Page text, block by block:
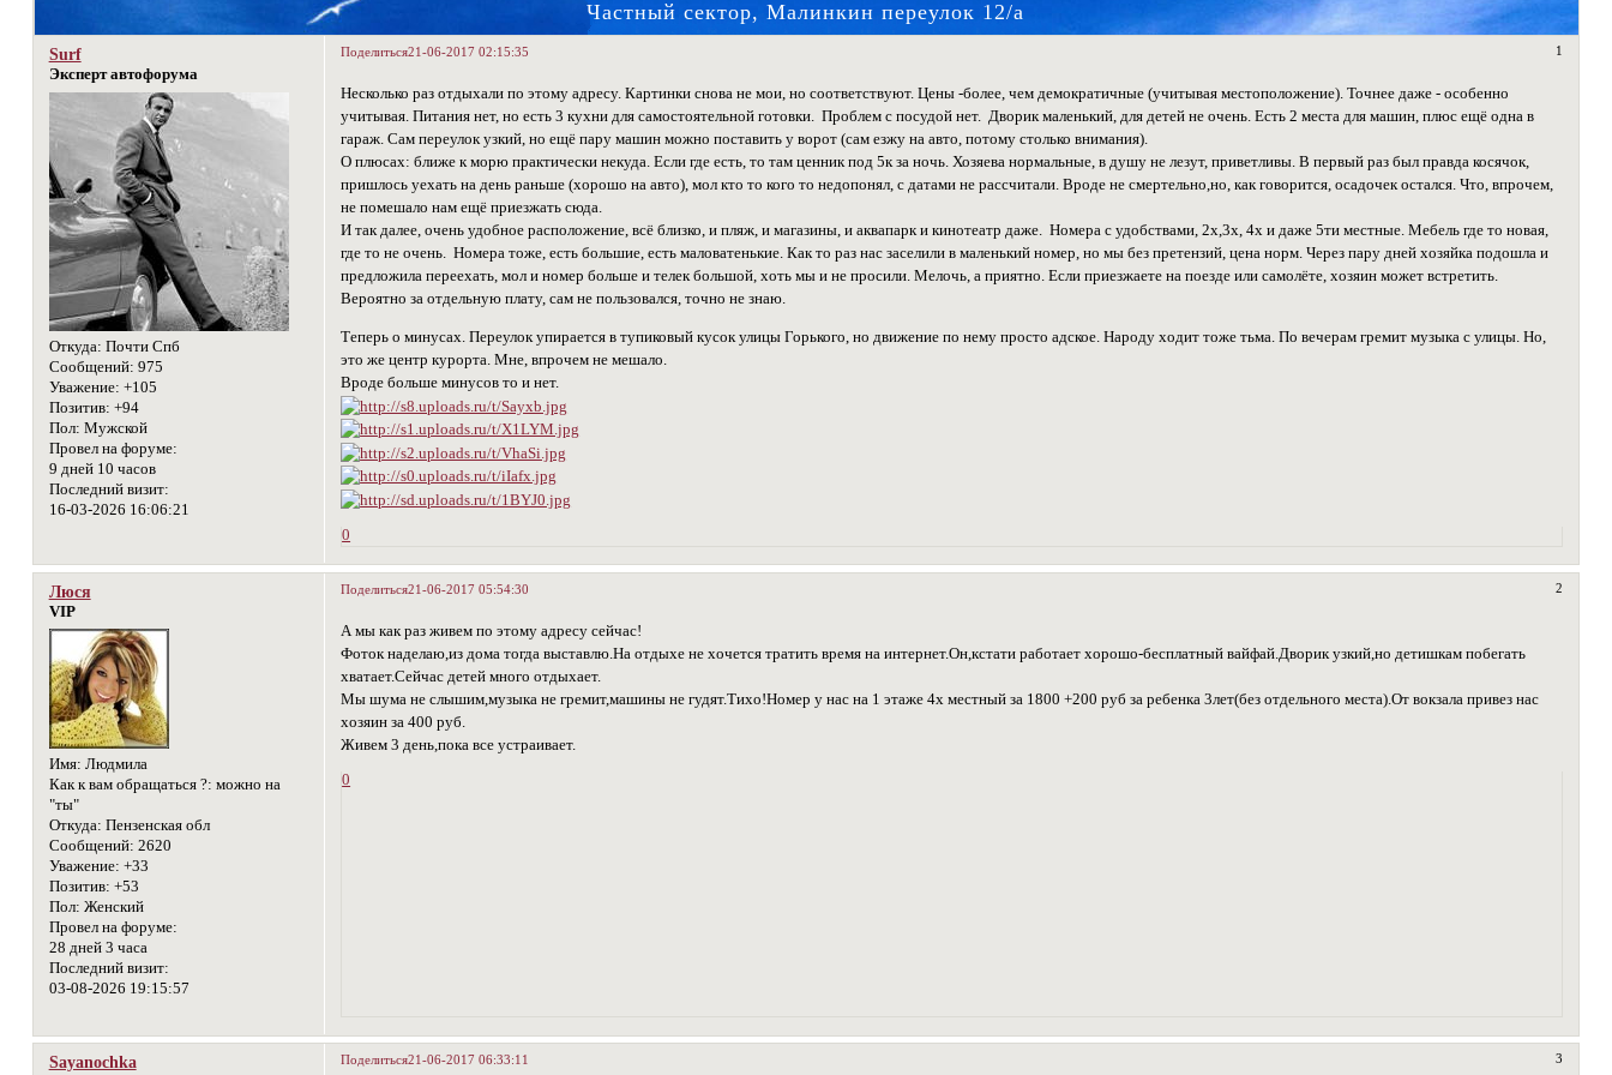
Частный сектор, Малинкин переулок 12/а
Поделиться 1
21-06-2017 02:15:35
Surf
Эксперт автофорума
Откуда: Почти Спб
Сообщений: 975
Уважение: +105
Позитив: +94
Пол: Мужской
Провел на форуме:
9 дней 10 часов
Последний визит:
16-03-2026 16:06:21
Несколько раз отдыхали по этому адресу. Картинки снова не мои, но соответствуют. Цены -более, чем демократичные (учитывая местоположение). Точнее даже - особенно
учитывая. Питания нет, но есть 3 кухни для самостоятельной готовки. Проблем с посудой нет. Дворик маленький, для детей не очень. Есть 2 места для машин, плюс ещё одна в
гараж. Сам переулок узкий, но ещё пару машин можно поставить у ворот (сам езжу на авто, потому столько внимания).
О плюсах: ближе к морю практически некуда. Если где есть, то там ценник под 5к за ночь. Хозяева нормальные, в душу не лезут, приветливы. В первый раз был правда косячок,
пришлось уехать на день раньше (хорошо на авто), мол кто то кого то недопонял, с датами не рассчитали. Вроде не смертельно,но, как говорится, осадочек остался. Что, впрочем,
не помешало нам ещё приезжать сюда.
И так далее, очень удобное расположение, всё близко, и пляж, и магазины, и аквапарк и кинотеатр даже. Номера с удобствами, 2х,3х, 4х и даже 5ти местные. Мебель где то новая,
где то не очень. Номера тоже, есть большие, есть маловатенькие. Как то раз нас заселили в маленький номер, но мы без претензий, цена норм. Через пару дней хозяйка подошла и
предложила переехать, мол и номер больше и телек большой, хоть мы и не просили. Мелочь, а приятно. Если приезжаете на поезде или самолёте, хозяин может встретить.
Вероятно за отдельную плату, сам не пользовался, точно не знаю.
Теперь о минусах. Переулок упирается в тупиковый кусок улицы Горького, но движение по нему просто адское. Народу ходит тоже тьма. По вечерам гремит музыка с улицы. Но,
это же центр курорта. Мне, впрочем не мешало.
Вроде больше минусов то и нет.
0
Поделиться 2
21-06-2017 05:54:30
Люся
VIP
Имя: Людмила
Как к вам обращаться ?: можно на
"ты"
Откуда: Пензенская обл
Сообщений: 2620
Уважение: +33
Позитив: +53
Пол: Женский
Провел на форуме:
28 дней 3 часа
Последний визит:
03-08-2026 19:15:57
А мы как раз живем по этому адресу сейчас!
Фоток наделаю,из дома тогда выставлю.На отдыхе не хочется тратить время на интернет.Он,кстати работает хорошо-бесплатный вайфай.Дворик узкий,но детишкам побегать
хватает.Сейчас детей много отдыхает.
Мы шума не слышим,музыка не гремит,машины не гудят.Тихо!Номер у нас на 1 этаже 4х местный за 1800 +200 руб за ребенка 3лет(без отдельного места).От вокзала привез нас
хозяин за 400 руб.
Живем 3 день,пока все устраивает.
0
Поделиться 3
21-06-2017 06:33:11
Sayanochka